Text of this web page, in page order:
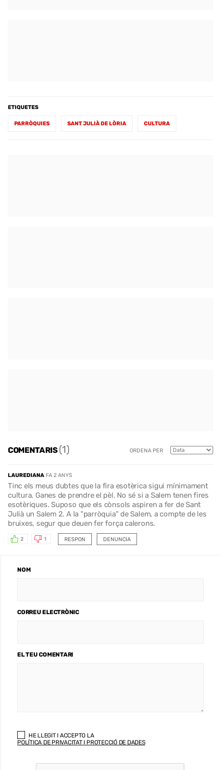
ETIQUETES
PARRÒQUIES SANT JULIÀ DE LÒRIA CULTURA
COMENTARIS(1) ORDENA PER
LAUREDIANA FA 2 ANYS
Tinc els meus dubtes que la fira esotèrica sigui mínimament
cultura. Ganes de prendre el pèl. No sé si a Salem tenen fires
esotèriques. Suposo que els cònsols aspiren a fer de Sant
Julià un Salem 2. A la "parròquia" de Salem, a compte de les
bruixes, segur que deuen fer força calerons.
RESPON
2 1 DENUNCIA
NOM
CORREU ELECTRÒNIC
EL TEU COMENTARI
HE LLEGIT I ACCEPTO LA
POLÍTICA DE PRIVACITAT I PROTECCIÓ DE DADES